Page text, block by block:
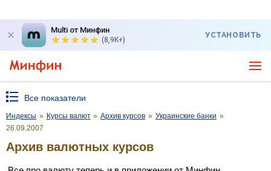
Multi от Минфин
(8,9K+)
УСТАНОВИТЬ
Все показатели
Индексы » Курсы валют » Архив курсов » Украинские банки »
26.09.2007
Архив валютных курсов